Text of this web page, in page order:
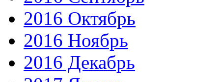
2016 Октябрь
2016 Ноябрь
2016 Декабрь